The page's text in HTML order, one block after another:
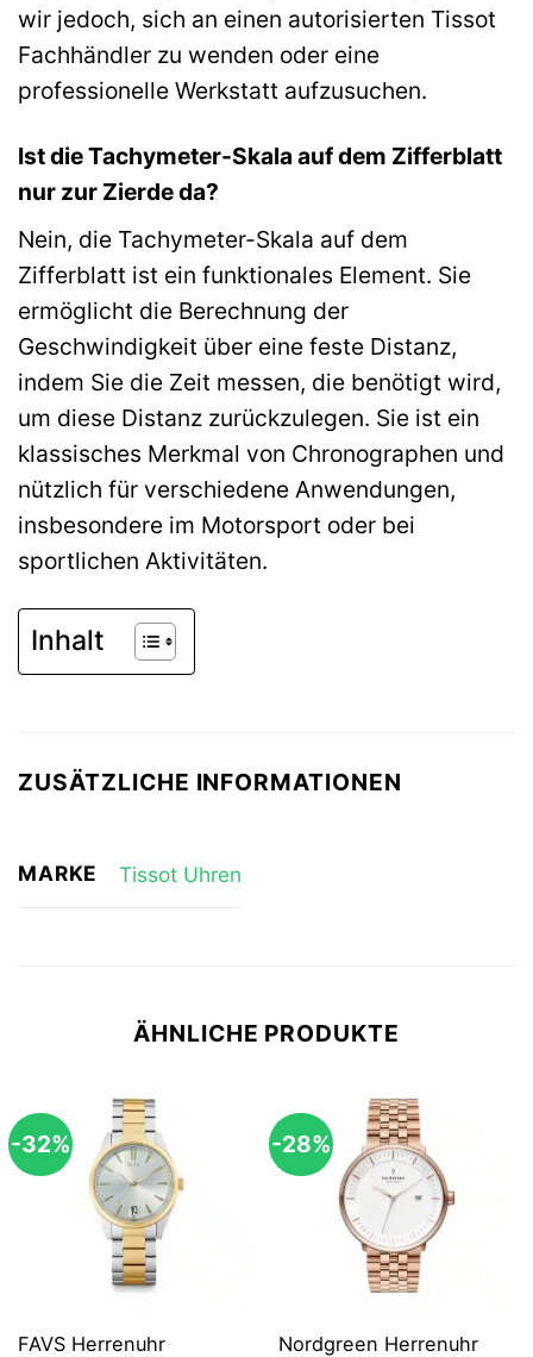
wir jedoch, sich an einen autorisierten Tissot
Fachhändler zu wenden oder eine
professionelle Werkstatt aufzusuchen.
Ist die Tachymeter-Skala auf dem Zifferblatt
nur zur Zierde da?
Nein, die Tachymeter-Skala auf dem
Zifferblatt ist ein funktionales Element. Sie
ermöglicht die Berechnung der
Geschwindigkeit über eine feste Distanz,
indem Sie die Zeit messen, die benötigt wird,
um diese Distanz zurückzulegen. Sie ist ein
klassisches Merkmal von Chronographen und
nützlich für verschiedene Anwendungen,
insbesondere im Motorsport oder bei
sportlichen Aktivitäten.
Inhalt
ZUSÄTZLICHE INFORMATIONEN
MARKE Tissot Uhren
ÄHNLICHE PRODUKTE
-32%
FAVS Herrenuhr
-28%
Nordgreen Herrenuhr